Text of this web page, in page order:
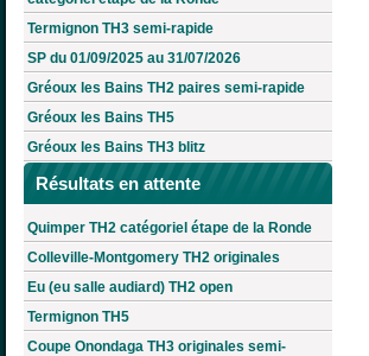
Termignon TH3 semi-rapide
SP du 01/09/2025 au 31/07/2026
Gréoux les Bains TH2 paires semi-rapide
Gréoux les Bains TH5
Gréoux les Bains TH3 blitz
Résultats en attente
Quimper TH2 catégoriel étape de la Ronde
Colleville-Montgomery TH2 originales
Eu (eu salle audiard) TH2 open
Termignon TH5
Coupe Onondaga TH3 originales semi-